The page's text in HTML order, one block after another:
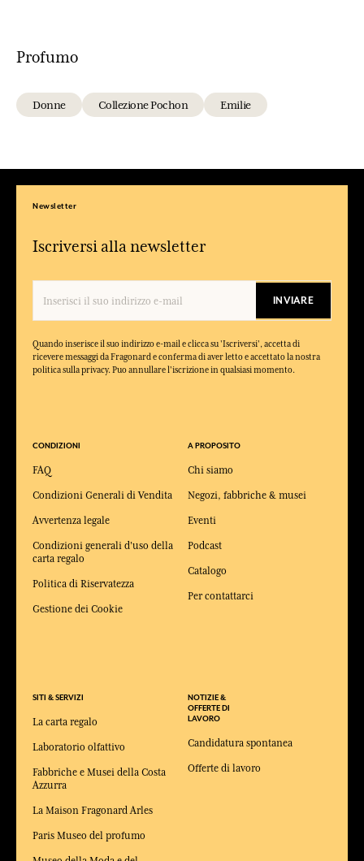
Profumo
Donne Collezione Pochon Emilie
Newsletter
Iscriversi alla newsletter
INVIARE
Quando inserisce il suo indirizzo e-mail e clicca su 'Iscriversi', accetta di
ricevere messaggi da Fragonard e conferma di aver letto e accettato la nostra
politica sulla privacy. Puo annullare l'iscrizione in qualsiasi momento.
CONDIZIONI
FAQ
Condizioni Generali di Vendita
Avvertenza legale
Condizioni generali d'uso della
carta regalo
Politica di Riservatezza
Gestione dei Cookie
SITI & SERVIZI
La carta regalo
Laboratorio olfattivo
Fabbriche e Musei della Costa
Azzurra
La Maison Fragonard Arles
Paris Museo del profumo
A PROPOSITO
Chi siamo
Negozi, fabbriche & musei
Eventi
Podcast
Catalogo
Per contattarci
NOTIZIE &
OFFERTE DI
LAVORO
Candidatura spontanea
Offerte di lavoro